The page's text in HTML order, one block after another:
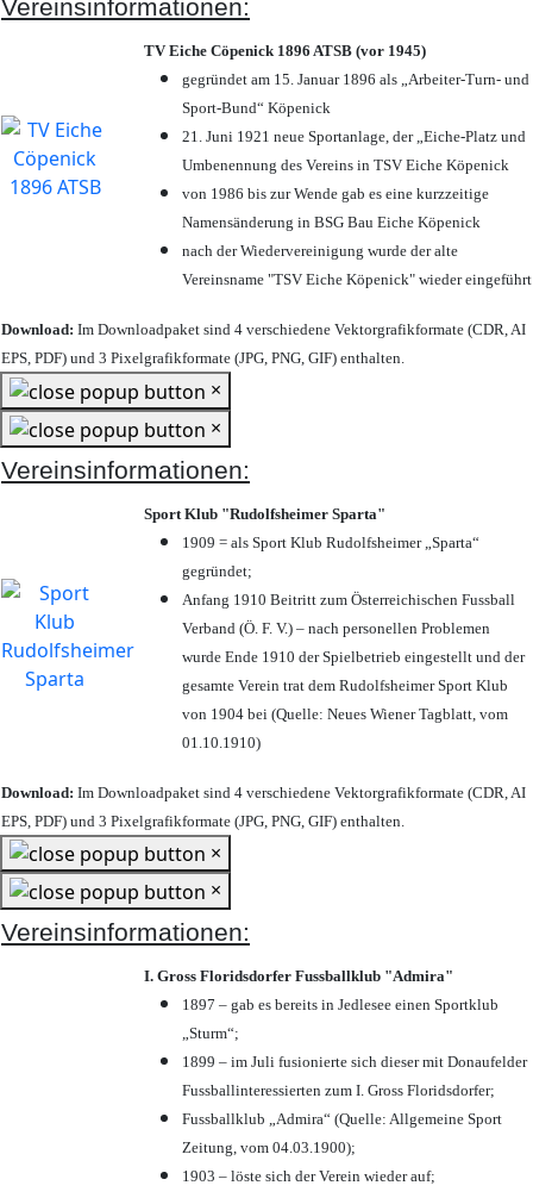
Vereinsinformationen:
TV Eiche Cöpenick 1896 ATSB (vor 1945)
gegründet am 15. Januar 1896 als „Arbeiter-Turn- und
Sport-Bund“ Köpenick
21. Juni 1921 neue Sportanlage, der „Eiche-Platz und
Umbenennung des Vereins in TSV Eiche Köpenick
von 1986 bis zur Wende gab es eine kurzzeitige
Namensänderung in BSG Bau Eiche Köpenick
nach der Wiedervereinigung wurde der alte
Vereinsname "TSV Eiche Köpenick" wieder eingeführt
Download: Im Downloadpaket sind 4 verschiedene Vektorgrafikformate (CDR, AI
EPS, PDF) und 3 Pixelgrafikformate (JPG, PNG, GIF) enthalten.
×
×
Vereinsinformationen:
Sport Klub "Rudolfsheimer Sparta"
1909 = als Sport Klub Rudolfsheimer „Sparta“
gegründet;
Anfang 1910 Beitritt zum Österreichischen Fussball
Verband (Ö. F. V.) – nach personellen Problemen
wurde Ende 1910 der Spielbetrieb eingestellt und der
gesamte Verein trat dem Rudolfsheimer Sport Klub
von 1904 bei (Quelle: Neues Wiener Tagblatt, vom
01.10.1910)
Download: Im Downloadpaket sind 4 verschiedene Vektorgrafikformate (CDR, AI
EPS, PDF) und 3 Pixelgrafikformate (JPG, PNG, GIF) enthalten.
×
×
Vereinsinformationen:
I. Gross Floridsdorfer Fussballklub "Admira"
1897 – gab es bereits in Jedlesee einen Sportklub
„Sturm“;
1899 – im Juli fusionierte sich dieser mit Donaufelder
Fussballinteressierten zum I. Gross Floridsdorfer;
Fussballklub „Admira“ (Quelle: Allgemeine Sport
Zeitung, vom 04.03.1900);
1903 – löste sich der Verein wieder auf;